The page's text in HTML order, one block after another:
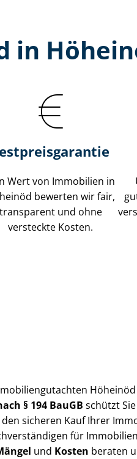
in
Wert von Immobilien in
bewerten wir fair,
transparent und ohne
versteckte Kosten.
Höheinöd
§ 194 BauGB schützt
sicheren Kauf Ihrer
für
und Kosten beraten